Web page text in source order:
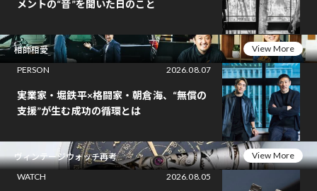
メントの“音”を聞いた日のこと
相師相愛
View More
PERSON
2026.08.07
実業家・堀鉄平×格闘家・朝倉海、“無償の
支援”が生む成功の循環とは
ヴィンテージウォッチ再考
View More
WATCH
2026.08.05